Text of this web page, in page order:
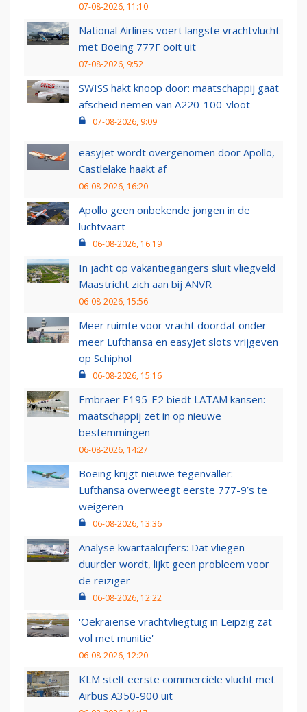
07-08-2026, 11:10
National Airlines voert langste vrachtvlucht
met Boeing 777F ooit uit
07-08-2026, 9:52
SWISS hakt knoop door: maatschappij gaat
afscheid nemen van A220-100-vloot
07-08-2026, 9:09
easyJet wordt overgenomen door Apollo,
Castlelake haakt af
06-08-2026, 16:20
Apollo geen onbekende jongen in de
luchtvaart
06-08-2026, 16:19
In jacht op vakantiegangers sluit vliegveld
Maastricht zich aan bij ANVR
06-08-2026, 15:56
Meer ruimte voor vracht doordat onder
meer Lufthansa en easyJet slots vrijgeven
op Schiphol
06-08-2026, 15:16
Embraer E195-E2 biedt LATAM kansen:
maatschappij zet in op nieuwe
bestemmingen
06-08-2026, 14:27
Boeing krijgt nieuwe tegenvaller:
Lufthansa overweegt eerste 777-9’s te
weigeren
06-08-2026, 13:36
Analyse kwartaalcijfers: Dat vliegen
duurder wordt, lijkt geen probleem voor
de reiziger
06-08-2026, 12:22
'Oekraïense vrachtvliegtuig in Leipzig zat
vol met munitie'
06-08-2026, 12:20
KLM stelt eerste commerciële vlucht met
Airbus A350-900 uit